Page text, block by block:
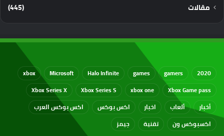
مقالات
(445)
2020
gamers
games
Halo Infinite
Microsoft
xbox
Xbox Game pass
xbox one
Xbox Series S
Xbox Series X
أخبار
ألعاب اخبار اكس بوكس
اكس بوكس العرب
اكسبوكس ون
تقنية جيمز